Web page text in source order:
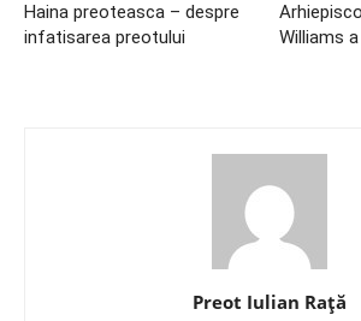
Haina preoteasca – despre
infatisarea preotului
Williams
Preot Iulian Raţă